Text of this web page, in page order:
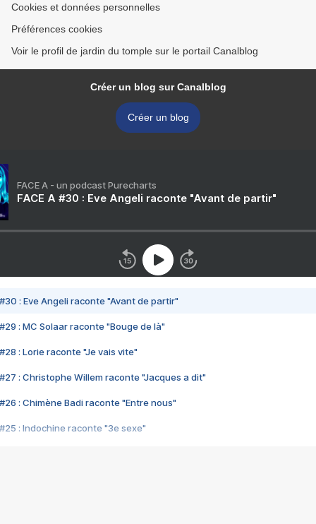
Cookies et données personnelles
Préférences cookies
Voir le profil de jardin du tomple sur le portail Canalblog
Créer un blog sur Canalblog
Créer un blog
FACE A - un podcast Purecharts
FACE A #30 : Eve Angeli raconte "Avant de partir"
#30 : Eve Angeli raconte "Avant de partir"
#29 : MC Solaar raconte "Bouge de là"
#28 : Lorie raconte "Je vais vite"
#27 : Christophe Willem raconte "Jacques a dit"
#26 : Chimène Badi raconte "Entre nous"
#25 : Indochine raconte "3e sexe"